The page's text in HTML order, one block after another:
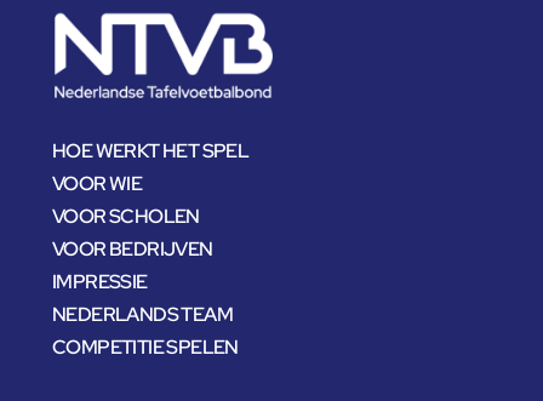
HOE WERKT HET SPEL
VOOR WIE
VOOR SCHOLEN
VOOR BEDRIJVEN
IMPRESSIE
NEDERLANDS TEAM
COMPETITIE SPELEN